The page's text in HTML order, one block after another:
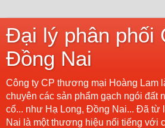
Đại lý phân phối
Đồng Nai
Công ty CP thương mại Hoàng Lam
chuyên các sản phẩm gạch ngói đất
cổ... như Hạ Long, Đồng Nai... Đã từ
Nai là một thương hiệu nổi tiếng với